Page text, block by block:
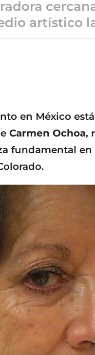
artístico
en México
Carmen Ochoa,
fundamental